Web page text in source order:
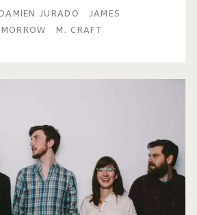
JURADO
JAMES
M. CRAFT